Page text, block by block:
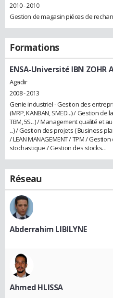
2010 - 2010
Gestion de magasin piéces de
Formations
ENSA-Université IBN ZOHR
Agadir
2008 - 2013
Genie industriel - Gestion des
(MRP, KANBAN, SMED...) / Gestion de
TBM, 5S...) / Management qualité et
...) / Gestion des projets ( Business
/ LEAN MANAGEMENT / TPM /
stochastique / Gestion des stocks...
Réseau
Abderrahim LIBILYNE
Ahmed HLISSA